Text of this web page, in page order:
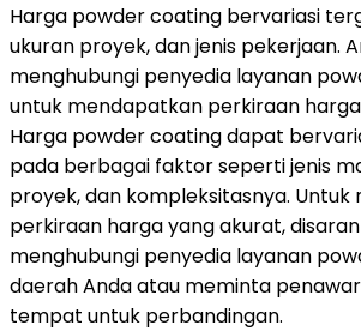
Harga powder coating bervariasi
ukuran proyek, dan jenis pekerjaan.
menghubungi penyedia layanan
untuk mendapatkan perkiraan
Harga powder coating dapat
pada berbagai faktor seperti jenis
proyek, dan kompleksitasnya.
perkiraan harga yang akurat,
menghubungi penyedia layanan
daerah Anda atau meminta
tempat untuk perbandingan.